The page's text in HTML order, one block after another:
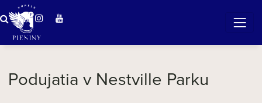
Podujatia v Nestville Parku